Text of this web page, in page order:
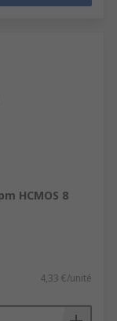
HCMOS 8
4,33 €/unité